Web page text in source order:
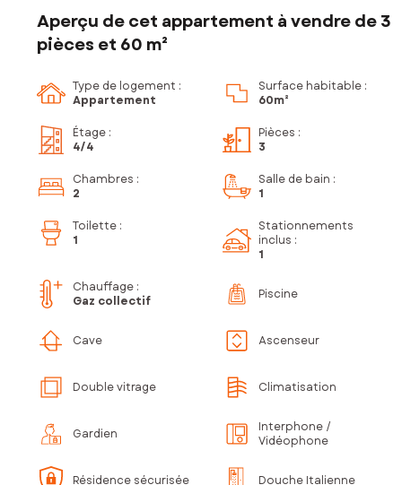
Aperçu de cet appartement à vendre de 3
pièces et 60 m²
Type de logement :
Appartement
Surface habitable :
60m²
Étage :
4/4
Pièces :
3
Chambres :
2
Salle de bain :
1
Toilette :
1
Stationnements
inclus :
1
Chauffage :
Gaz collectif
Piscine
Cave Ascenseur
Double vitrage Climatisation
Gardien
Interphone /
Vidéophone
Résidence sécurisée Douche Italienne